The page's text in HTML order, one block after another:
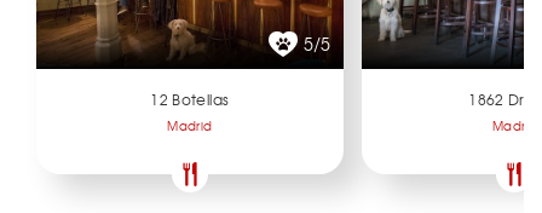
5/5
12 Botellas
Madrid
1862 Dry
Madrid